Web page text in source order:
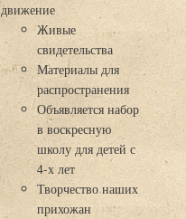
движение
Живые
свидетельства
Материалы для
распространения
Объявляется набор
в воскресную
школу для детей с
4-х лет
Творчество наших
прихожан